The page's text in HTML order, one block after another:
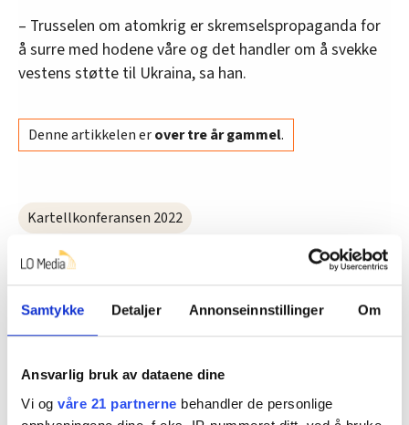
Samtykke Detaljer Annonseinnstillinger Om
Ansvarlig bruk av dataene dine
Vi og våre 21 partnerne behandler de personlige
– Trusselen om atomkrig er skremselspropaganda for
å surre med hodene våre og det handler om å svekke
vestens støtte til Ukraina, sa han.
Denne artikkelen erover tre år gammel.
Kartellkonferansen 2022
Del artikkel
Nå:5stillingsannonser